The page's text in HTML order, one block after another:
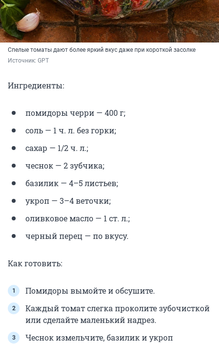
Спелые томаты дают более яркий вкус даже при короткой засолке
Источник: GPT
Ингредиенты:
помидоры черри — 400 г;
соль — 1 ч. л. без горки;
сахар — 1/2 ч. л.;
чеснок — 2 зубчика;
базилик — 4–5 листьев;
укроп — 3–4 веточки;
оливковое масло — 1 ст. л.;
черный перец — по вкусу.
Как готовить:
Помидоры вымойте и обсушите.
Каждый томат слегка проколите зубочисткой
или сделайте маленький надрез.
Чеснок измельчите, базилик и укроп